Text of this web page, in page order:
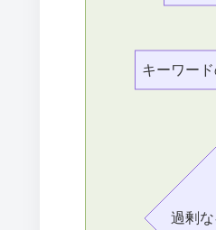
キーワー
過剰